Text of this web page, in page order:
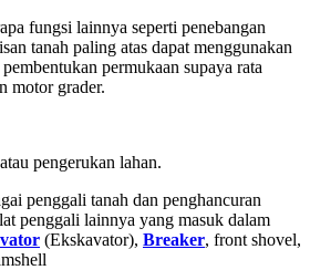
fungsi lainnya seperti penebangan
tanah paling atas dapat menggunakan
permukaan supaya rata
motor grader.
pengerukan lahan.
penggali tanah dan penghancuran
penggali lainnya yang masuk dalam
(Ekskavator), Breaker, front shovel,